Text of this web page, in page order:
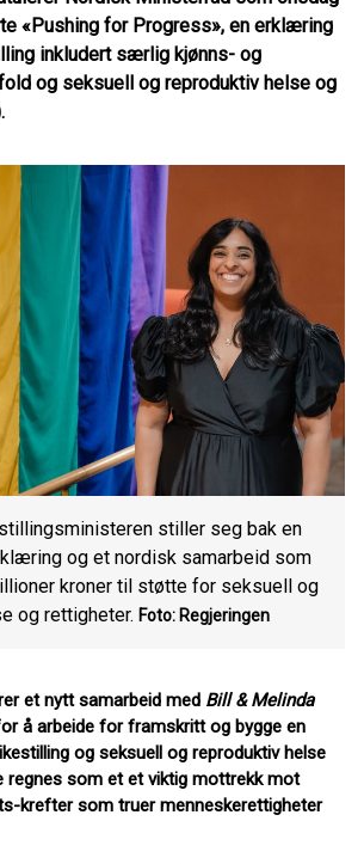
«Pushing for Progress», en erklæring
inkludert særlig kjønns- og
og seksuell og reproduktiv helse og
stiller seg bak en
og et nordisk samarbeid som
kroner til støtte for seksuell og
og rettigheter. Foto: Regjeringen
et nytt samarbeid med Bill & Melinda
å arbeide for framskritt og bygge en
og seksuell og reproduktiv helse
regnes som et et viktig mottrekk mot
krefter som truer menneskerettigheter